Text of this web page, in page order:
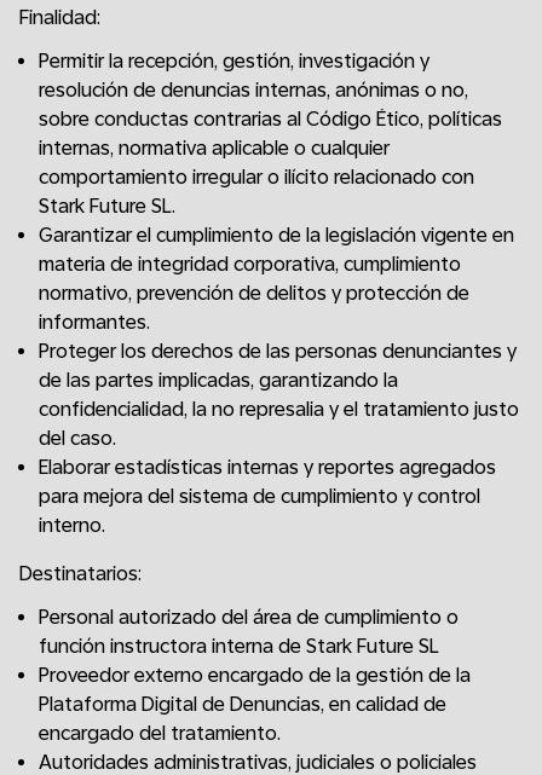
Finalidad:
Permitir la recepción, gestión, investigación y
resolución de denuncias internas, anónimas o no,
sobre conductas contrarias al Código Ético, políticas
internas, normativa aplicable o cualquier
comportamiento irregular o ilícito relacionado con
Stark Future SL.
Garantizar el cumplimiento de la legislación vigente en
materia de integridad corporativa, cumplimiento
normativo, prevención de delitos y protección de
informantes.
Proteger los derechos de las personas denunciantes y
de las partes implicadas, garantizando la
confidencialidad, la no represalia y el tratamiento justo
del caso.
Elaborar estadísticas internas y reportes agregados
para mejora del sistema de cumplimiento y control
interno.
Destinatarios:
Personal autorizado del área de cumplimiento o
función instructora interna de Stark Future SL
Proveedor externo encargado de la gestión de la
Plataforma Digital de Denuncias, en calidad de
encargado del tratamiento.
Autoridades administrativas, judiciales o policiales